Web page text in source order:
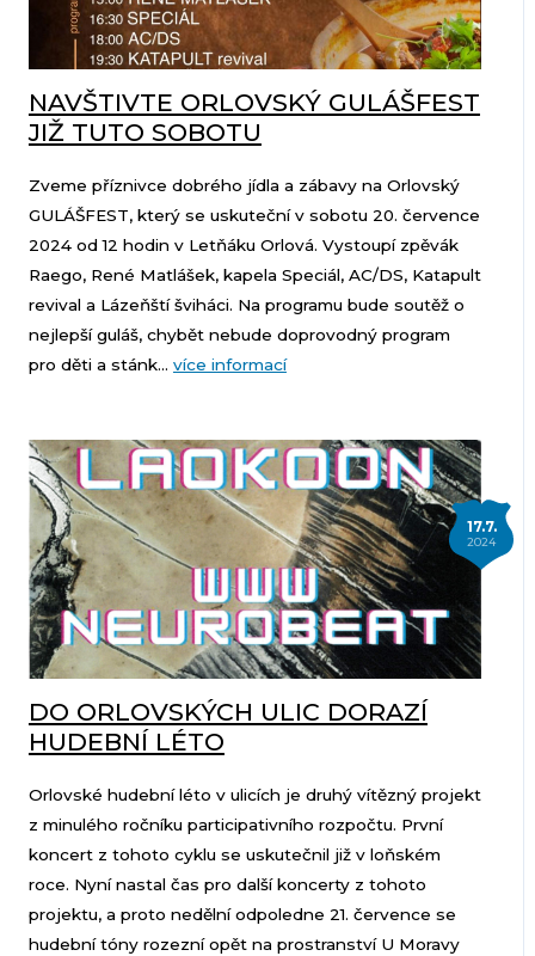
NAVŠTIVTE ORLOVSKÝ GULÁŠFEST
JIŽ TUTO SOBOTU
Zveme příznivce dobrého jídla a zábavy na Orlovský
GULÁŠFEST, který se uskuteční v sobotu 20. července
2024 od 12 hodin v Letňáku Orlová. Vystoupí zpěvák
Raego, René Matlášek, kapela Speciál, AC/DS, Katapult
revival a Lázeňští šviháci. Na programu bude soutěž o
nejlepší guláš, chybět nebude doprovodný program
pro děti a stánk... více informací
17.7.
2024
DO ORLOVSKÝCH ULIC DORAZÍ
HUDEBNÍ LÉTO
Orlovské hudební léto v ulicích je druhý vítězný projekt
z minulého ročníku participativního rozpočtu. První
koncert z tohoto cyklu se uskutečnil již v loňském
roce. Nyní nastal čas pro další koncerty z tohoto
projektu, a proto nedělní odpoledne 21. července se
hudební tóny rozezní opět na prostranství U Moravy